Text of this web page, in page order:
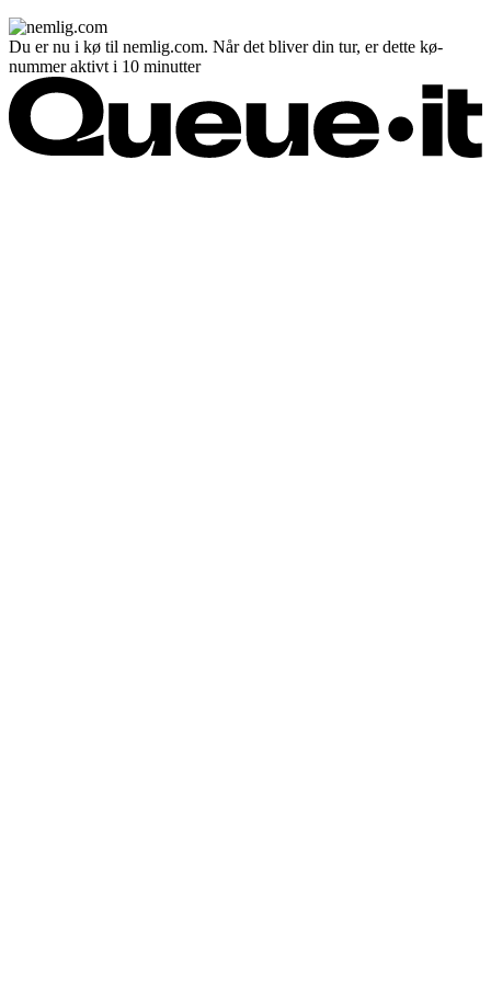
Du er nu i kø til nemlig.com. Når det bliver din tur, er dette kø-
nummer aktivt i 10 minutter